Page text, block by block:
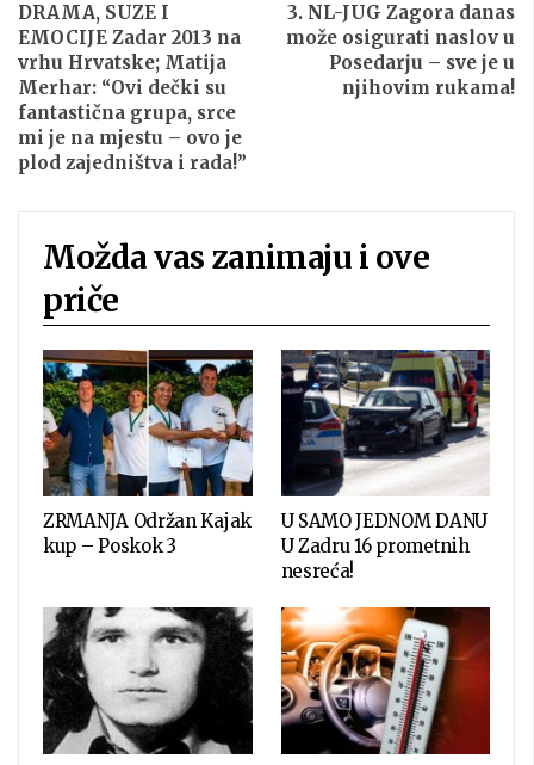
DRAMA, SUZE I
EMOCIJE Zadar 2013 na
vrhu Hrvatske; Matija
Merhar: “Ovi dečki su
fantastična grupa, srce
mi je na mjestu – ovo je
plod zajedništva i rada!”
3. NL-JUG Zagora danas
može osigurati naslov u
Posedarju – sve je u
njihovim rukama!
Možda vas zanimaju i ove
priče
ZRMANJA Održan Kajak
kup – Poskok 3
U SAMO JEDNOM DANU
U Zadru 16 prometnih
nesreća!